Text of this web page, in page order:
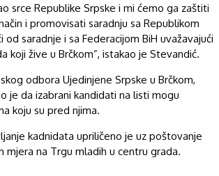
srce Republike Srpske i mi ćemo ga zaštiti
i promovisati saradnju sa Republikom
od saradnje i sa Federacijom BiH uvažavajući
koji žive u Brčkom”, istakao je Stevandić.
odbora Ujedinjene Srpske u Brčkom,
je da izabrani kandidati na listi mogu
koju su pred njima.
kadnidata upriličeno je uz poštovanje
mjera na Trgu mladih u centru grada.